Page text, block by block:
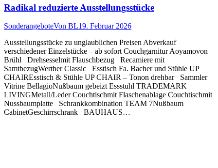
Radikal reduzierte Ausstellungsstücke
SonderangeboteVon BL19. Februar 2026
Ausstellungsstücke zu unglaublichen Preisen Abverkauf
verschiedener Einzelstücke – ab sofort Couchgarnitur Aoyamovon
Brühl Drehsesselmit Flauschbezug Recamiere mit
SamtbezugWerther Classic Esstisch Fa. Bacher und Stühle UP
CHAIREsstisch & Stühle UP CHAIR – Tonon drehbar Sammler
Vitrine BellagioNußbaum gebeizt Essstuhl TRADEMARK
LIVINGMetall/Leder Couchtischmit Flaschenablage Couchtischmit
Nussbaumplatte Schrankkombination TEAM 7Nußbaum
CabinetGeschirrschrank BAUHAUS…